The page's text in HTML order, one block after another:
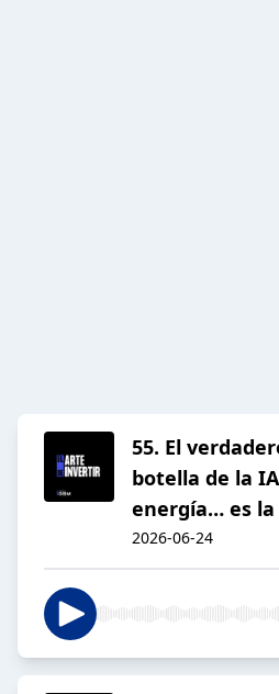
55. El
botella de la
energía… es la
2026-06-24